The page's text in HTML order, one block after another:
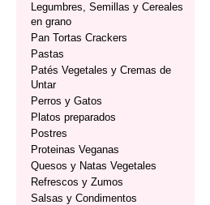
Legumbres, Semillas y Cereales
en grano
Pan Tortas Crackers
Pastas
Patés Vegetales y Cremas de
Untar
Perros y Gatos
Platos preparados
Postres
Proteinas Veganas
Quesos y Natas Vegetales
Refrescos y Zumos
Salsas y Condimentos